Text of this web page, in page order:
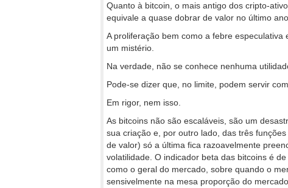
Quanto à bitcoin, o mais antigo dos cripto-
equivale a quase dobrar de valor no último ano.
A proliferação bem como a febre
um mistério.
Na verdade, não se conhece nenhuma
Pode-se dizer que, no limite, podem servir
Em rigor, nem isso.
As bitcoins não são escaláveis, são um
sua criação e, por outro lado, das três
de valor) só a última fica razoavelmente
volatilidade. O indicador beta das bitcoins é
como o geral do mercado, sobre quando o
sensivelmente na mesa proporção do